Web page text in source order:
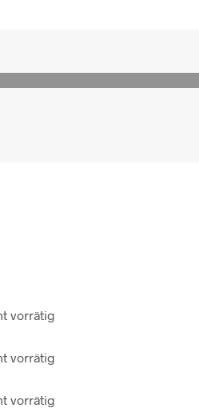
vorrätig
vorrätig
vorrätig